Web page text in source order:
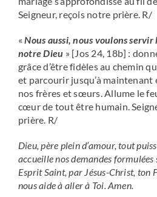
Seigneur, reçois notre prière. R/
« Nous aussi, nous voulons servir
notre Dieu » [Jos 24, 18b] :
grâce d’être fidèles au chemin
et parcourir jusqu’à
nos frères et sœurs. Allume le
cœur de tout être humain.
prière. R/
Dieu, père plein d’amour, tout
accueille nos demandes formulées
Esprit Saint, par Jésus-Christ, ton
nous aide à aller à Toi. Amen.